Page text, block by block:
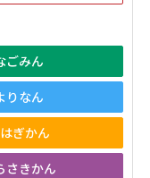
ごみん
りなん
ぎかん
さきかん